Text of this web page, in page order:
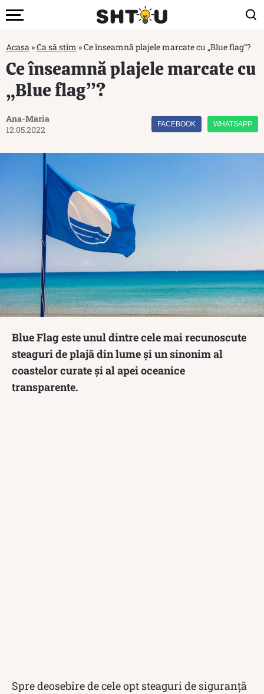
Acasa »Ca să știm »Ce înseamnă plajele marcate cu „Blue flag”?
Ce înseamnă plajele marcate cu
„Blue flag”?
Ana-Maria
12.05.2022
FACEBOOK WHATSAPP
Blue Flag este unul dintre cele mai recunoscute
steaguri de plajă din lume și un sinonim al
coastelor curate și al apei oceanice
transparente.
Spre deosebire de cele opt steaguri de siguranță